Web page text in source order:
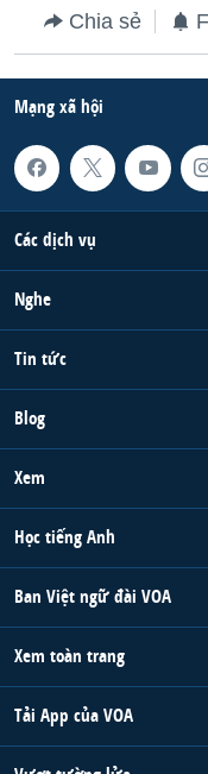
Chia sẻ
Mạng xã hội
Các dịch vụ
Nghe
Tin tức
Blog
Xem
Học tiếng Anh
Ban Việt ngữ đài VOA
Xem toàn trang
Tải App của VOA